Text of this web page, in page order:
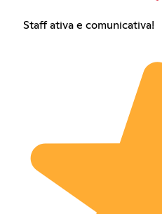
Staff ativa e comunicativa!